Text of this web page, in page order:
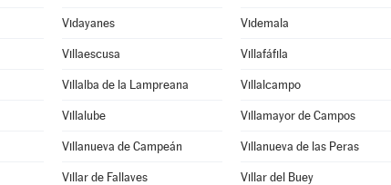
Vidayanes Videmala
Villaescusa Villafáfila
Villalba de la Lampreana Villalcampo
Villalube Villamayor de Campos
Villanueva de Campeán Villanueva de las Peras
Villar de Fallaves Villar del Buey